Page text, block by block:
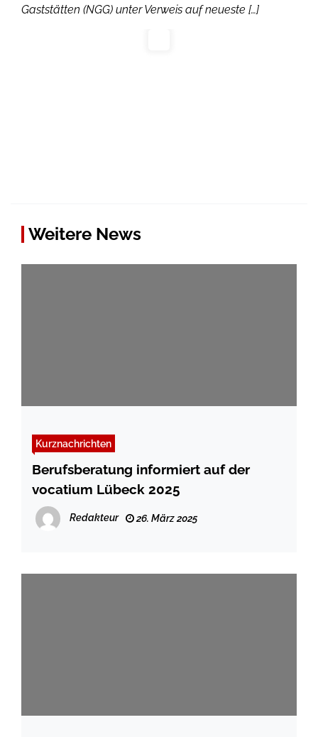
Gaststätten (NGG) unter Verweis auf neueste […]
Weitere News
Kurznachrichten
Berufsberatung informiert auf der
vocatium Lübeck 2025
Redakteur 26. März 2025